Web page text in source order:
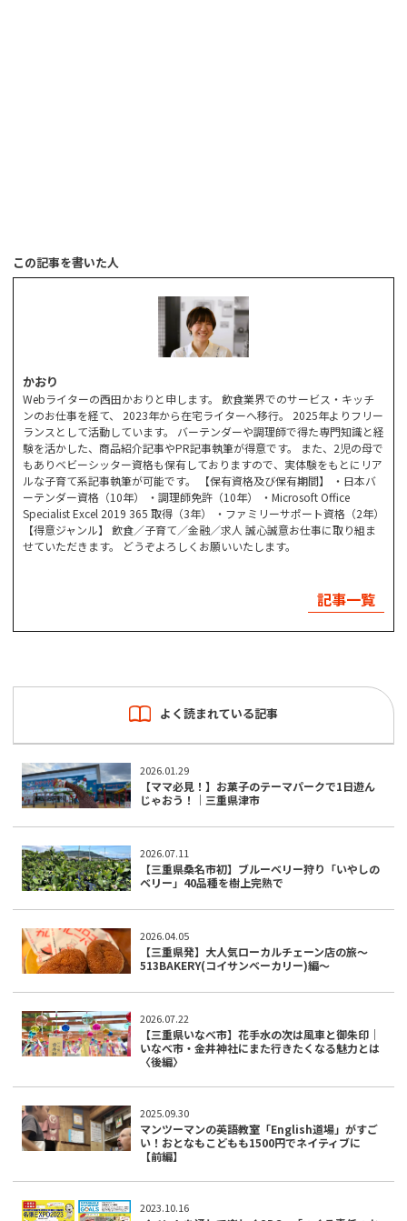
この記事を書いた人
かおり
Webライターの西田かおりと申します。 飲食業界でのサービス・キッチ
ンのお仕事を経て、 2023年から在宅ライターへ移行。 2025年よりフリー
ランスとして活動しています。 バーテンダーや調理師で得た専門知識と経
験を活かした、商品紹介記事やPR記事執筆が得意です。 また、2児の母で
もありベビーシッター資格も保有しておりますので、実体験をもとにリア
ルな子育て系記事執筆が可能です。 【保有資格及び保有期間】 ・日本バ
ーテンダー資格（10年） ・調理師免許（10年） ・Microsoft Office
Specialist Excel 2019 365 取得（3年） ・ファミリーサポート資格（2年）
【得意ジャンル】 飲食／子育て／金融／求人 誠心誠意お仕事に取り組ま
せていただきます。 どうぞよろしくお願いいたします。
記事一覧
よく読まれている記事
2026.01.29
【ママ必見！】お菓子のテーマパークで1日遊ん
じゃおう！｜三重県津市
2026.07.11
【三重県桑名市初】ブルーベリー狩り「いやしの
ベリー」40品種を樹上完熟で
2026.04.05
【三重県発】大人気ローカルチェーン店の旅～
513BAKERY(コイサンベーカリー)編～
2026.07.22
【三重県いなべ市】花手水の次は風車と御朱印｜
いなべ市・金井神社にまた行きたくなる魅力とは
〈後編〉
2025.09.30
マンツーマンの英語教室「English道場」がすご
い！おとなもこどもも1500円でネイティブに
【前編】
2023.10.16